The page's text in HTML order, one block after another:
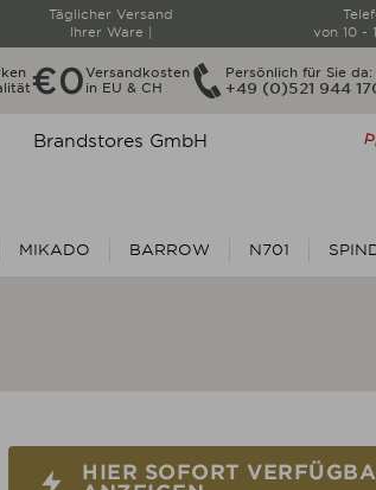
Täglicher Versand
Ihrer Ware |
von 10 -
€0Versandkosten
in EU & CH
Persönlich für Sie da:
+49 (0)521 944
MIKADO BARROW N701
HIER SOFORT VERFÜGBAR
HIER SOFORT